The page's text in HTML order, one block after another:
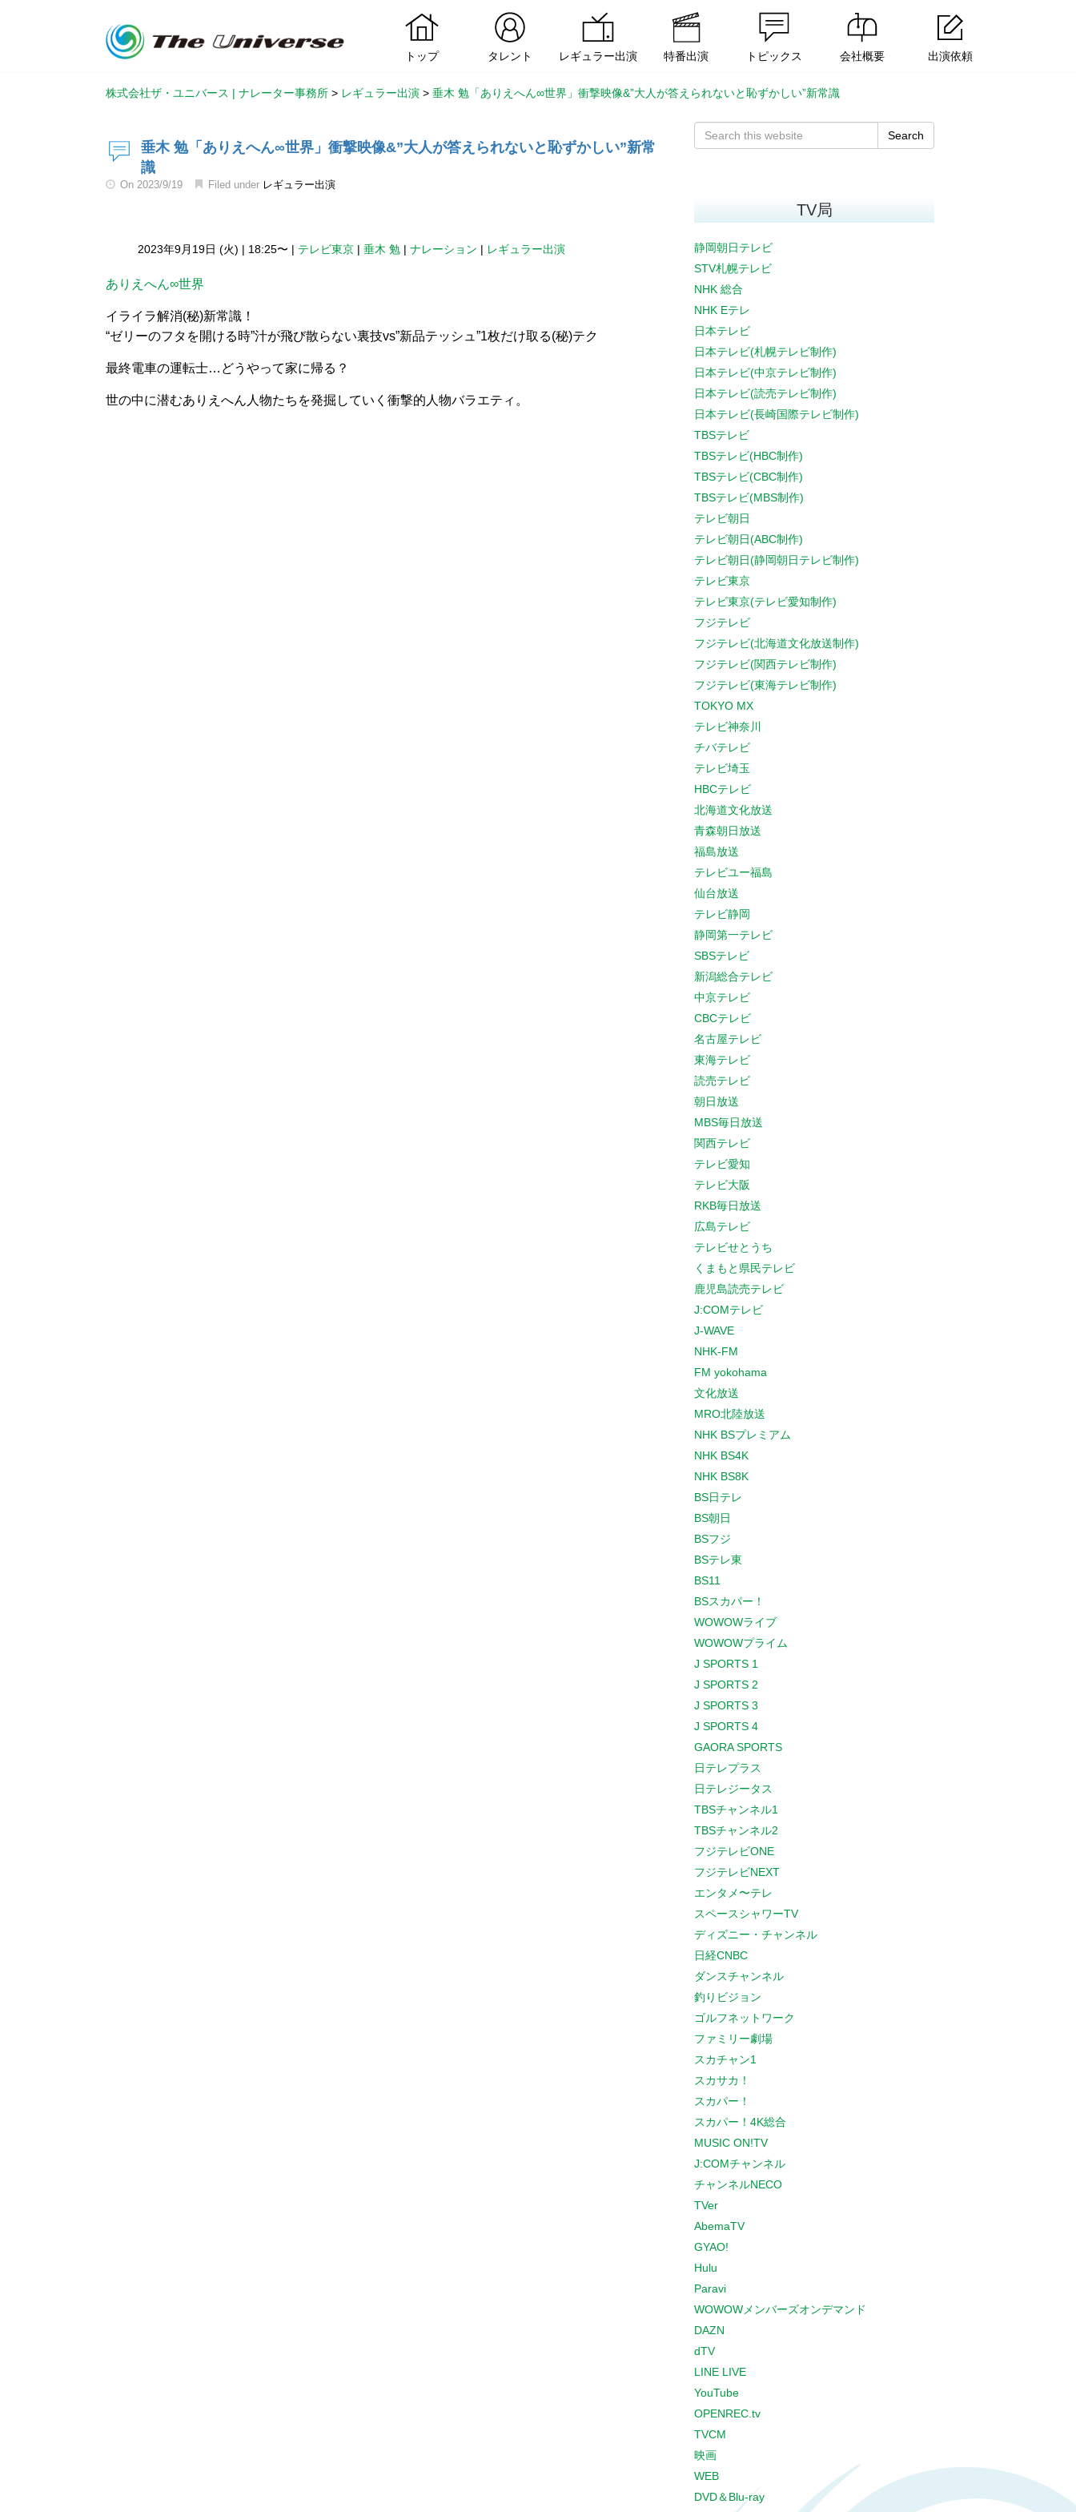
トップ タレント レギュラー出演 特番出演 トピックス 会社概要 出演依頼
株式会社ザ・ユニバース | ナレーター事務所 > レギュラー出演 > 垂木 勉「ありえへん∞世界」衝撃映像&”大人が答えられないと恥ずかしい”新常識
垂木 勉「ありえへん∞世界」衝撃映像&”大人が答えられないと恥ずかしい”新常
識
On 2023/9/19 Filed under レギュラー出演
2023年9月19日 (火) | 18:25〜 | テレビ東京 | 垂木 勉 | ナレーション | レギュラー出演
ありえへん∞世界
イライラ解消(秘)新常識！
“ゼリーのフタを開ける時”汁が飛び散らない裏技vs”新品テッシュ”1枚だけ取る(秘)テク
最終電車の運転士…どうやって家に帰る？
世の中に潜むありえへん人物たちを発掘していく衝撃的人物バラエティ。
Search
TV局
静岡朝日テレビ
STV札幌テレビ
NHK 総合
NHK Eテレ
日本テレビ
日本テレビ(札幌テレビ制作)
日本テレビ(中京テレビ制作)
日本テレビ(読売テレビ制作)
日本テレビ(長崎国際テレビ制作)
TBSテレビ
TBSテレビ(HBC制作)
TBSテレビ(CBC制作)
TBSテレビ(MBS制作)
テレビ朝日
テレビ朝日(ABC制作)
テレビ朝日(静岡朝日テレビ制作)
テレビ東京
テレビ東京(テレビ愛知制作)
フジテレビ
フジテレビ(北海道文化放送制作)
フジテレビ(関西テレビ制作)
フジテレビ(東海テレビ制作)
TOKYO MX
テレビ神奈川
チバテレビ
テレビ埼玉
HBCテレビ
北海道文化放送
青森朝日放送
福島放送
テレビユー福島
仙台放送
テレビ静岡
静岡第一テレビ
SBSテレビ
新潟総合テレビ
中京テレビ
CBCテレビ
名古屋テレビ
東海テレビ
読売テレビ
朝日放送
MBS毎日放送
関西テレビ
テレビ愛知
テレビ大阪
RKB毎日放送
広島テレビ
テレビせとうち
くまもと県民テレビ
鹿児島読売テレビ
J:COMテレビ
J-WAVE
NHK-FM
FM yokohama
文化放送
MRO北陸放送
NHK BSプレミアム
NHK BS4K
NHK BS8K
BS日テレ
BS朝日
BSフジ
BSテレ東
BS11
BSスカパー！
WOWOWライブ
WOWOWプライム
J SPORTS 1
J SPORTS 2
J SPORTS 3
J SPORTS 4
GAORA SPORTS
日テレプラス
日テレジータス
TBSチャンネル1
TBSチャンネル2
フジテレビONE
フジテレビNEXT
エンタメ〜テレ
スペースシャワーTV
ディズニー・チャンネル
日経CNBC
ダンスチャンネル
釣りビジョン
ゴルフネットワーク
ファミリー劇場
スカチャン1
スカサカ！
スカパー！
スカパー！4K総合
MUSIC ON!TV
J:COMチャンネル
チャンネルNECO
TVer
AbemaTV
GYAO!
Hulu
Paravi
WOWOWメンバーズオンデマンド
DAZN
dTV
LINE LIVE
YouTube
OPENREC.tv
TVCM
映画
WEB
DVD＆Blu-ray